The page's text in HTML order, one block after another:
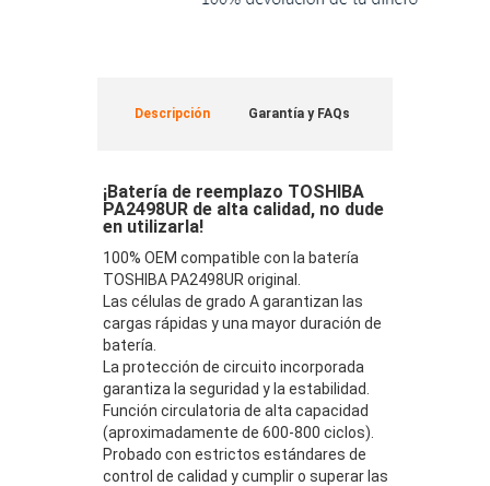
Descripción Garantía y FAQs
¡Batería de reemplazo TOSHIBA
PA2498UR de alta calidad, no dude
en utilizarla!
100% OEM compatible con la batería
TOSHIBA PA2498UR original.
Las células de grado A garantizan las
cargas rápidas y una mayor duración de
batería.
La protección de circuito incorporada
garantiza la seguridad y la estabilidad.
Función circulatoria de alta capacidad
(aproximadamente de 600-800 ciclos).
Probado con estrictos estándares de
control de calidad y cumplir o superar las